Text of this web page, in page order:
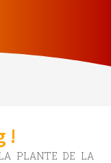
!
PLANTE DE LA